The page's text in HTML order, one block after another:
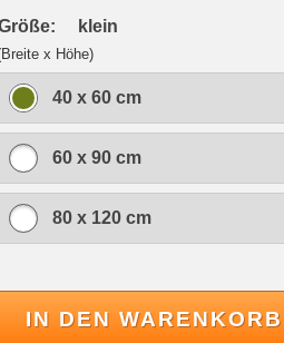
klein
x Höhe)
40 x 60 cm
60 x 90 cm
80 x 120 cm
IN DEN WARENKORB